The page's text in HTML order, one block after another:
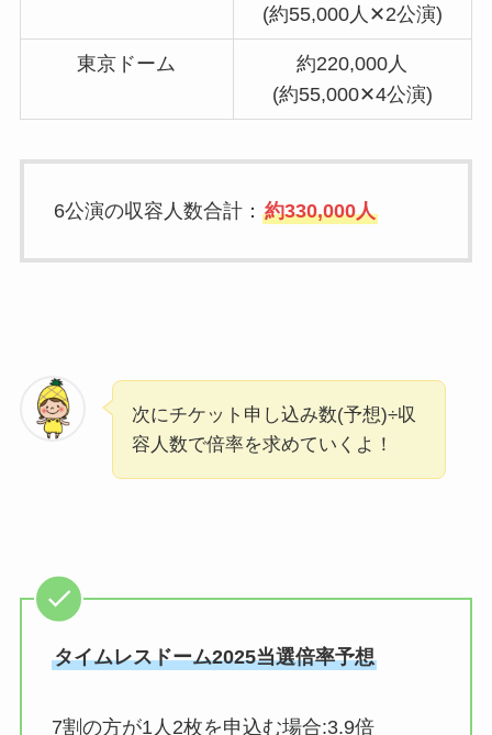
(約55,000人✕2公演)
東京ドーム
約220,000人
(約55,000✕4公演)
6公演の収容人数合計： 約330,000人
次にチケット申し込み数(予想)÷収
容人数で倍率を求めていくよ！
タイムレスドーム2025当選倍率予想
7割の方が1人2枚を申込む場合:3.9倍